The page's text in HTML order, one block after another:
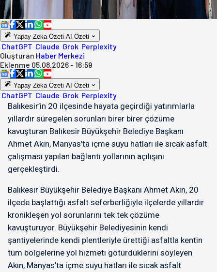
Yapay Zeka Özeti AI Özeti
ChatGPT Claude Grok Perplexity
Oluşturan Haber Merkezi
Eklenme 05.08.2026 - 16:59
Yapay Zeka Özeti AI Özeti
ChatGPT Claude Grok Perplexity
Balıkesir’in 20 ilçesinde hayata geçirdiği yatırımlarla
yıllardır süregelen sorunları birer birer çözüme
kavuşturan Balıkesir Büyükşehir Belediye Başkanı
Ahmet Akın, Manyas’ta içme suyu hatları ile sıcak asfalt
çalışması yapılan bağlantı yollarının açılışını
gerçekleştirdi.
Balıkesir Büyükşehir Belediye Başkanı Ahmet Akın, 20
ilçede başlattığı asfalt seferberliğiyle ilçelerde yıllardır
kronikleşen yol sorunlarını tek tek çözüme
kavuşturuyor. Büyükşehir Belediyesinin kendi
şantiyelerinde kendi plentleriyle ürettiği asfaltla kentin
tüm bölgelerine yol hizmeti götürdüklerini söyleyen
Akın, Manyas’ta içme suyu hatları ile sıcak asfalt